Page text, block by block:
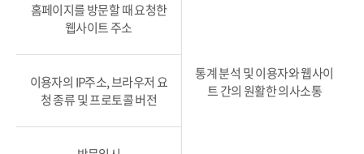
홈페이지를 방문할 때 요청한
웹사이트 주소
통계 분석 및 이용자와 웹사이
트 간의 원활한 의사소통
이용자의 IP주소, 브라우저 요
청 종류 및 프로토콜 버전